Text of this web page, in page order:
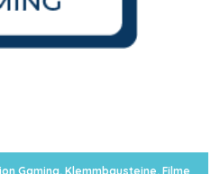
Gaming, Klemmbausteine, Filme